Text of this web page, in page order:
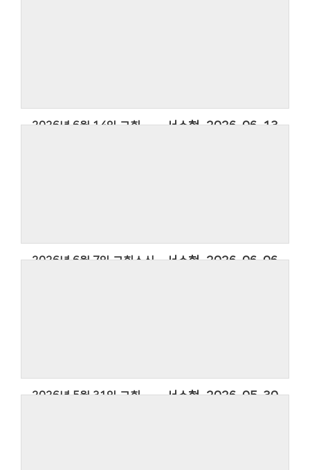
2026년 6월 14일 교회소식 2026-06-13
서수현
2026년 6월 7일 교회소식 2026-06-06
서수현
2026년 5월 31일 교회소식 2026-05-30
서수현